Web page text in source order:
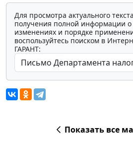
Для просмотра актуального
получения полной информации о
изменениях и порядке
воспользуйтесь поиском в
ГАРАНТ:
Показать все